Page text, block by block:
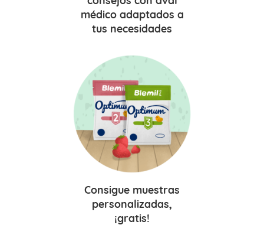
médico adaptados a
tus necesidades
Consigue muestras
personalizadas,
¡gratis!